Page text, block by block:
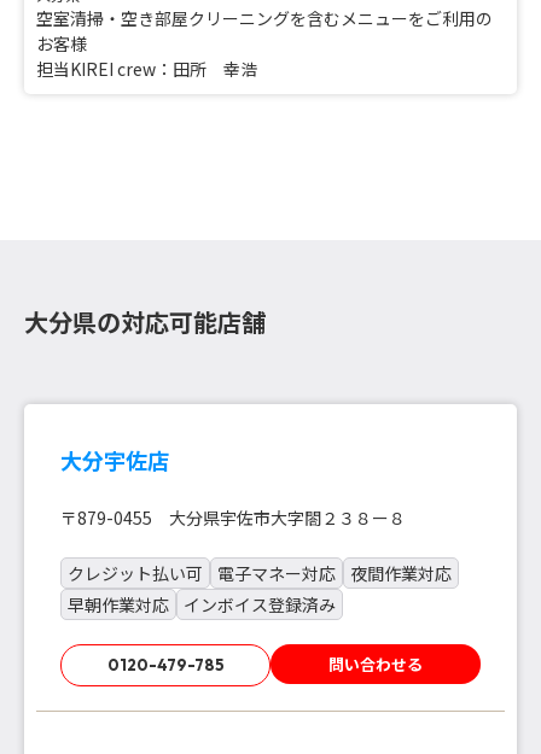
空室清掃・空き部屋クリーニングを含むメニューをご利用の
お客様
担当KIREI crew：田所 幸浩
大分県の対応可能店舗
大分宇佐店
〒879-0455 大分県宇佐市大字閤２３８ー８
クレジット払い可 電子マネー対応
夜間作業対応
早朝作業対応
インボイス登録済み
0120-479-785 問い合わせる